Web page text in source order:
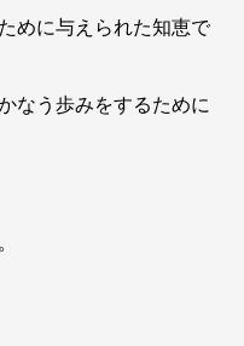
めに与えられた知恵で
なう歩みをするために